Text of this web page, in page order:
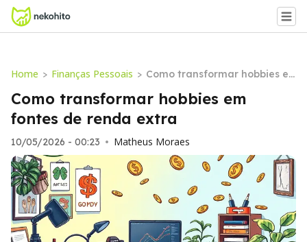
Home > Finanças Pessoais > Como transformar hobbies e
m fontes de renda extra
Como transformar hobbies em
fontes de renda extra
10/05/2026 - 00:23 • Matheus Moraes